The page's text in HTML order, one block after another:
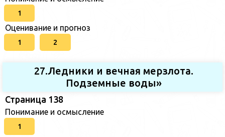
1
Оценивание и прогноз
1 2
27.Ледники и вечная мерзлота.
Подземные воды»
Страница 138
Понимание и осмысление
1